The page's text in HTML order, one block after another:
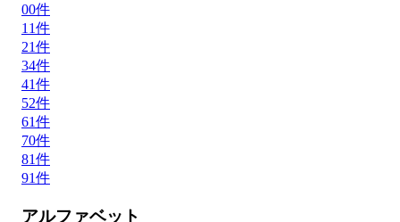
00件
1 1件
21件
34件
41件
52件
61件
70件
81件
91件
アルファベット